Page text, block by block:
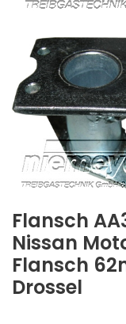
Flansch
Nissan
Flansch
Drossel